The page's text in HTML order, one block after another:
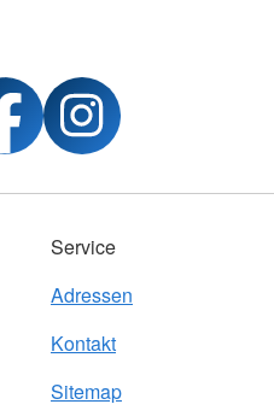
Service
Adressen
Kontakt
Sitemap